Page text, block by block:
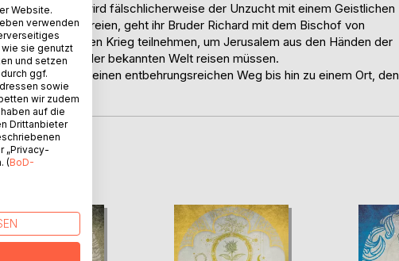
junge Githeld wird fälschlicherweise der Unzucht mit einem Geistlichen
Um sie zu befreien, geht ihr Bruder Richard mit dem Bischof von
soll am Heiligen Krieg teilnehmen, um Jerusalem aus den Händen der
bis ans Ende der bekannten Welt reisen müssen.
Richard auf einen entbehrungsreichen Weg bis hin zu einem Ort, den
BoD
Website.
verwenden
wie sie genutzt
und setzen
ggf.
sowie
wir zudem
auf die
Drittanbieter
„Privacy-
(BoD-